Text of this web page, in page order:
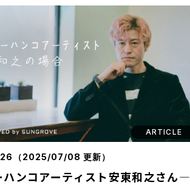
ARTICLE
（2025/07/08 更新）
ハンコアーティスト安東和之さん